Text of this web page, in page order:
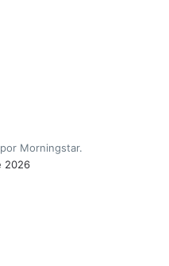
Morningstar.
2026